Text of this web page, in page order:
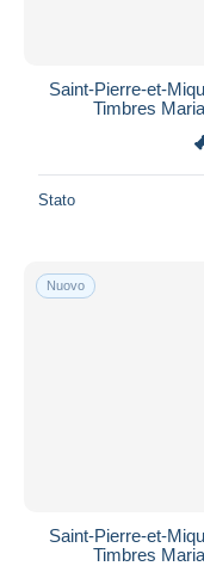
Saint-Pierre-et-
Timbres
Stato
Nuovo
Saint-Pierre-et-
Timbres